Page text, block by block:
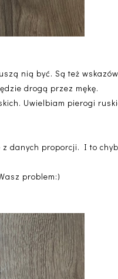
nią być. Są też
drogą przez mękę.
Uwielbiam pierogi
danych proporcji. I to
problem:)